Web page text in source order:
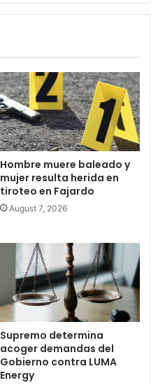
Hombre muere baleado y
mujer resulta herida en
tiroteo en Fajardo
August 7, 2026
Supremo determina
acoger demandas del
Gobierno contra LUMA
Energy